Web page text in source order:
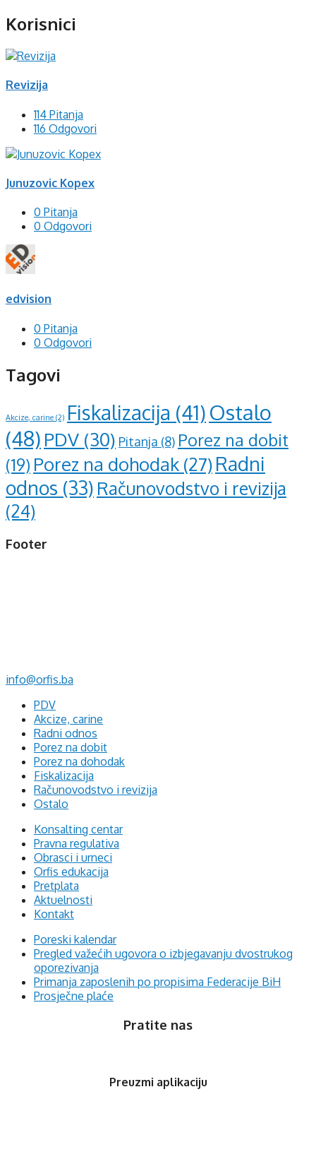
Korisnici
Revizija
114 Pitanja
116 Odgovori
Junuzovic Kopex
0 Pitanja
0 Odgovori
edvision
0 Pitanja
0 Odgovori
Tagovi
Akcize, carine (2) Fiskalizacija (41)Ostalo
(48) PDV (30) Pitanja (8) Porez na dobit
(19) Porez na dohodak (27)Radni
odnos (33) Računovodstvo i revizija
(24)
Footer
info@orfis.ba
PDV
Akcize, carine
Radni odnos
Porez na dobit
Porez na dohodak
Fiskalizacija
Računovodstvo i revizija
Ostalo
Konsalting centar
Pravna regulativa
Obrasci i urneci
Orfis edukacija
Pretplata
Aktuelnosti
Kontakt
Poreski kalendar
Pregled važećih ugovora o izbjegavanju dvostrukog
oporezivanja
Primanja zaposlenih po propisima Federacije BiH
Prosječne plaće
Pratite nas
Preuzmi aplikaciju